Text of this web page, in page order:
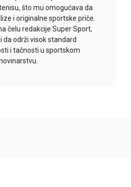
što mu omogućava da
i originalne sportske priče.
čelu redakcije Super Sport,
da održi visok standard
i tačnosti u sportskom